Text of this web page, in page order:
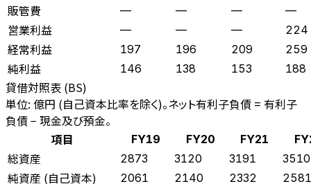
販管費 — — — —
営業利益 — — — 224
経常利益 197 196 209 259
純利益 146 138 153 188
貸借対照表 (BS)
単位: 億円 (自己資本比率を除く)。ネット有利子負債 = 有利子
負債 − 現金及び預金。
項目
FY19 FY20 FY21
総資産 2873 3120 3191 3510
純資産 (自己資本) 2061 2140 2332 2581